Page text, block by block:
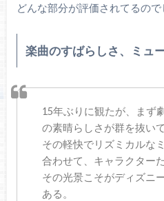
どんな部分が評価されてるので
楽曲のすばらしさ、ミュ
15年ぶりに観たが、まず
の素晴らしさが群を抜いて
その軽快でリズミカルな
合わせて、キャラクター
その光景こそがディズニ
ある。